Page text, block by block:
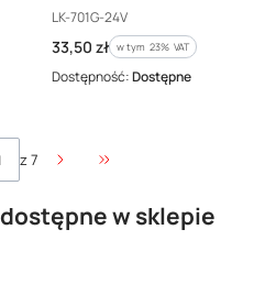
Kod producenta
LK-701G-24V
Cena brutto
33,50 zł w tym %s VAT
w tym 23% VAT
Dostępność:Dostępne
z 7
Przejdź do ostatniej
w sklepie